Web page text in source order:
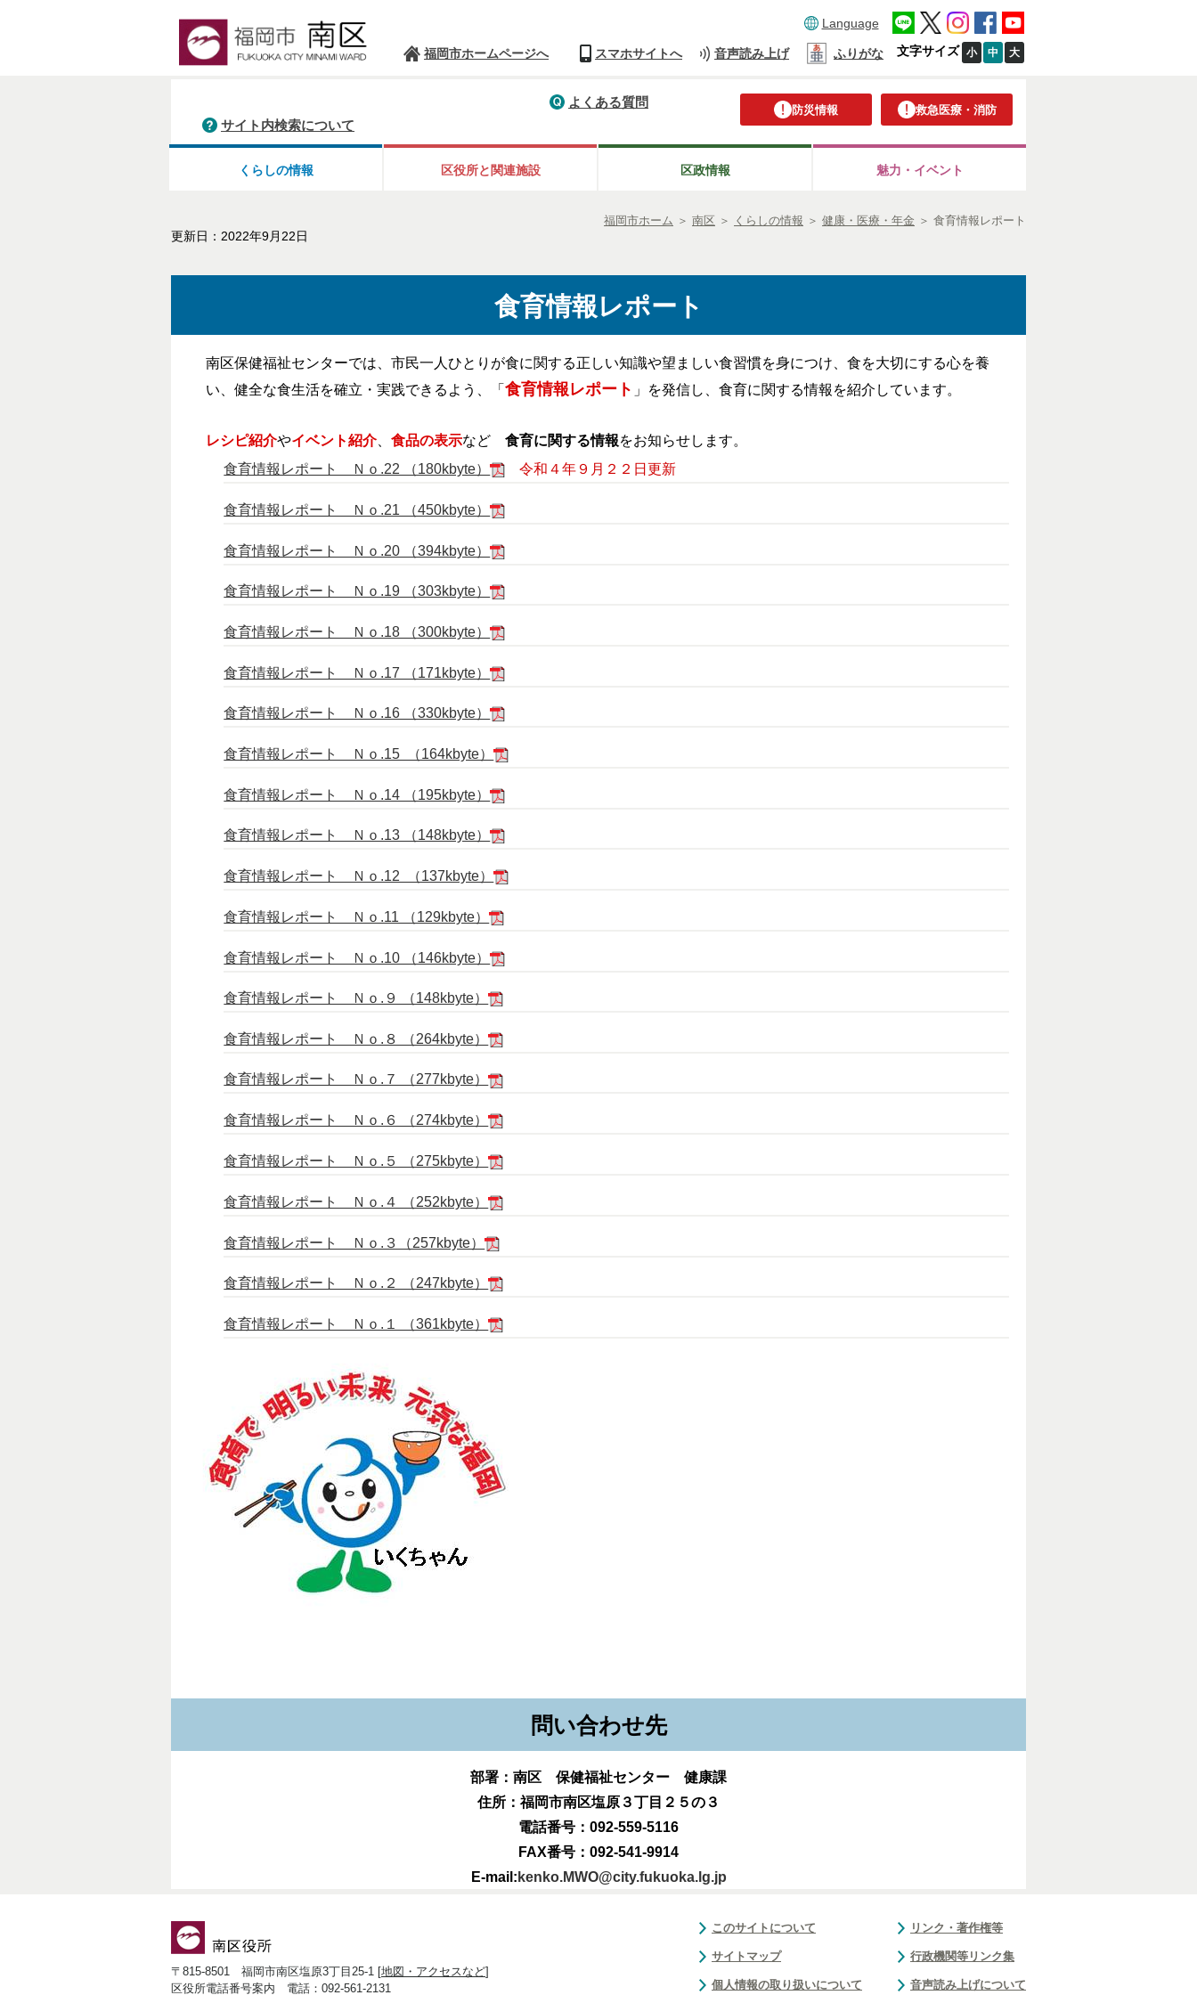
Language
福岡市ホームページへ スマホサイトへ 音声読み上げ ふりがな 文字サイズ 小 中 大
防災情報 救急医療・消防
よくある質問
サイト内検索について
くらしの情報 区役所と関連施設 区政情報 魅力・イベント
福岡市ホーム ＞ 南区 ＞ くらしの情報 ＞ 健康・医療・年金 ＞ 食育情報レポート
更新日：2022年9月22日
食育情報レポート
南区保健福祉センターでは、市民一人ひとりが食に関する正しい知識や望ましい食習慣を身につけ、食を大切にする心を養
い、健全な食生活を確立・実践できるよう、「 食育情報レポート 」を発信し、食育に関する情報を紹介しています。
レシピ紹介やイベント紹介、 食品の表示など食育に関する情報をお知らせします。
食育情報レポート Ｎｏ.22 （180kbyte）
令和４年９月２２日更新
食育情報レポート Ｎｏ.21 （450kbyte）
食育情報レポート Ｎｏ.20 （394kbyte）
食育情報レポート Ｎｏ.19 （303kbyte）
食育情報レポート Ｎｏ.18 （300kbyte）
食育情報レポート Ｎｏ.17 （171kbyte）
食育情報レポート Ｎｏ.16 （330kbyte）
食育情報レポート Ｎｏ.15 （164kbyte）
食育情報レポート Ｎｏ.14 （195kbyte）
食育情報レポート Ｎｏ.13 （148kbyte）
食育情報レポート Ｎｏ.12 （137kbyte）
食育情報レポート Ｎｏ.11 （129kbyte）
食育情報レポート Ｎｏ.10 （146kbyte）
食育情報レポート Ｎｏ.９ （148kbyte）
食育情報レポート Ｎｏ.８ （264kbyte）
食育情報レポート Ｎｏ.７ （277kbyte）
食育情報レポート Ｎｏ.６ （274kbyte）
食育情報レポート Ｎｏ.５ （275kbyte）
食育情報レポート Ｎｏ.４ （252kbyte）
食育情報レポート Ｎｏ.３（257kbyte）
食育情報レポート Ｎｏ.２ （247kbyte）
食育情報レポート Ｎｏ.１ （361kbyte）
問い合わせ先
部署：南区 保健福祉センター 健康課
住所：福岡市南区塩原３丁目２５の３
電話番号：092-559-5116
FAX番号：092-541-9914
E-mail: kenko.MWO@city.fukuoka.lg.jp
〒815-8501 福岡市南区塩原3丁目25-1 [地図・アクセスなど]
区役所電話番号案内 電話：092-561-2131
このサイトについて
サイトマップ
個人情報の取り扱いについて
リンク・著作権等
行政機関等リンク集
音声読み上げについて